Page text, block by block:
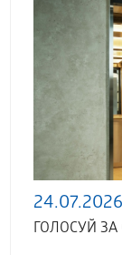
24.07.2026
ГОЛОСУЙ